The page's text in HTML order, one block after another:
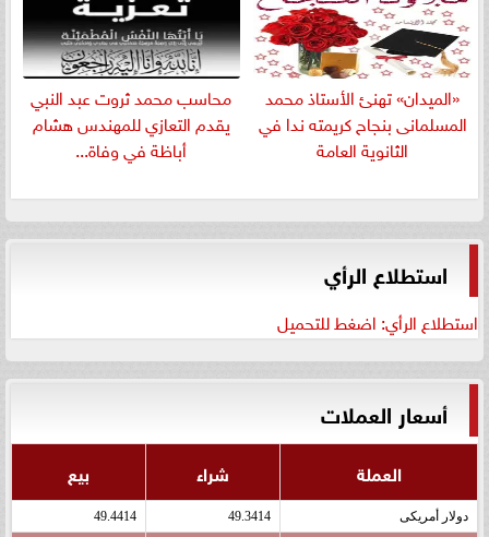
«الميدان» تهنئ الأستاذ محمد
المسلمانى بنجاح كريمته ندا في
الثانوية العامة
​محاسب محمد ثروت عبد النبي
يقدم التعازي للمهندس هشام
أباظة في وفاة...
استطلاع الرأي
استطلاع الرأي: اضغط للتحميل
أسعار العملات
العملة شراء بيع
دولار أمريكى 49.3414
49.4414